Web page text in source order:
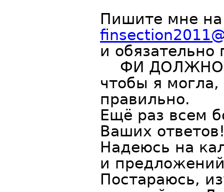
Пишите мне на
и
ФИ
чтобы я могла,
правильно.
Ещё раз всем
Ваших
Надеюсь на
и
Постараюсь,